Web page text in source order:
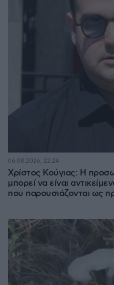
Χρίστος Κούγιας: Η
μπορεί να είναι
που παρουσιάζονται ως
06.08.2026, 22:24